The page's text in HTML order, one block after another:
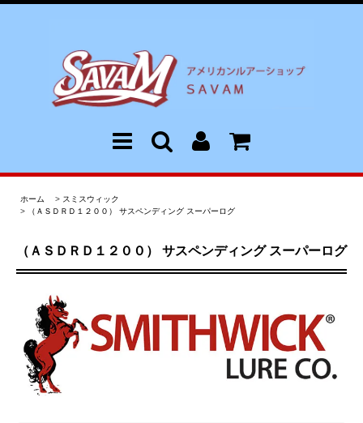
ホーム > スミスウィック
>
（ＡＳＤＲＤ１２００） サスペンディング スーパーログ
（ＡＳＤＲＤ１２００） サスペンディング スーパーログ